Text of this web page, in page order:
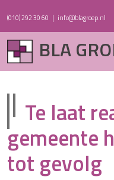
(010) 292 30 60 | info@blagroep.nl
BLA
Te laat
gemeente
tot gevolg